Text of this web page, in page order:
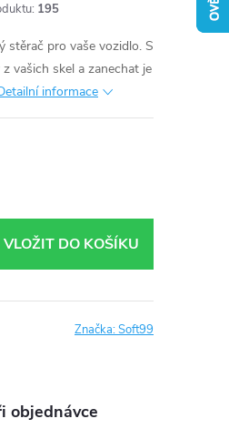
195
stěrač pro vaše vozidlo. S
vašich skel a zanechat je
informace
VLOŽIT DO KOŠÍKU
Značka:Soft99
objednávce